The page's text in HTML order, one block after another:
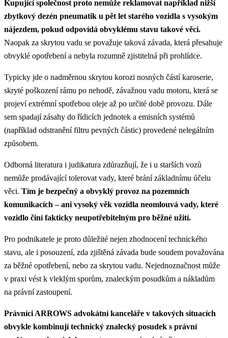
Kupující společnost proto nemůže reklamovat například nižší
zbytkový dezén pneumatik u pět let starého vozidla s vysokým
nájezdem, pokud odpovídá obvyklému stavu takové věci.
Naopak za skrytou vadu se považuje taková závada, která přesahuje
obvyklé opotřebení a nebyla rozumně zjistitelná při prohlídce.
Typicky jde o nadměrnou skrytou korozi nosných částí karoserie,
skryté poškození rámu po nehodě, závažnou vadu motoru, která se
projeví extrémní spotřebou oleje až po určité době provozu. Dále
sem spadají zásahy do řídicích jednotek a emisních systémů
(například odstranění filtru pevných částic) provedené nelegálním
způsobem.
Odborná literatura i judikatura zdůrazňují, že i u starších vozů
nemůže prodávající tolerovat vady, které brání základnímu účelu
věci. Tím je bezpečný a obvyklý provoz na pozemních
komunikacích – ani vysoký věk vozidla neomlouvá vady, které
vozidlo činí fakticky neupotřebitelným pro běžné užití.
Pro podnikatele je proto důležité nejen zhodnocení technického
stavu, ale i posouzení, zda zjištěná závada bude soudem považována
za běžné opotřebení, nebo za skrytou vadu. Nejednoznačnost může
v praxi vést k vleklým sporům, znaleckým posudkům a nákladům
na právní zastoupení.
Právníci ARROWS advokátní kanceláře v takových situacích
obvykle kombinují technický znalecký posudek s právní